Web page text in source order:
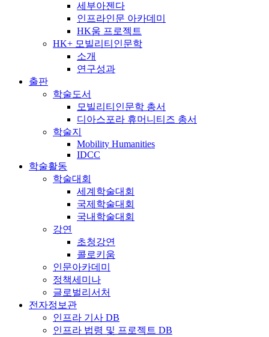
세부아젠다
인프라인문 아카데미
HK움 프로젝트
HK+ 모빌리티인문학
소개
연구성과
출판
학술도서
모빌리티인문학 총서
디아스포라 휴머니티즈 총서
학술지
Mobility Humanities
IDCC
학술활동
학술대회
세계학술대회
국제학술대회
국내학술대회
강연
초청강연
콜로키움
인문아카데미
정책세미나
글로벌리서처
전자정보관
인프라 기사 DB
인프라 법령 및 프로젝트 DB